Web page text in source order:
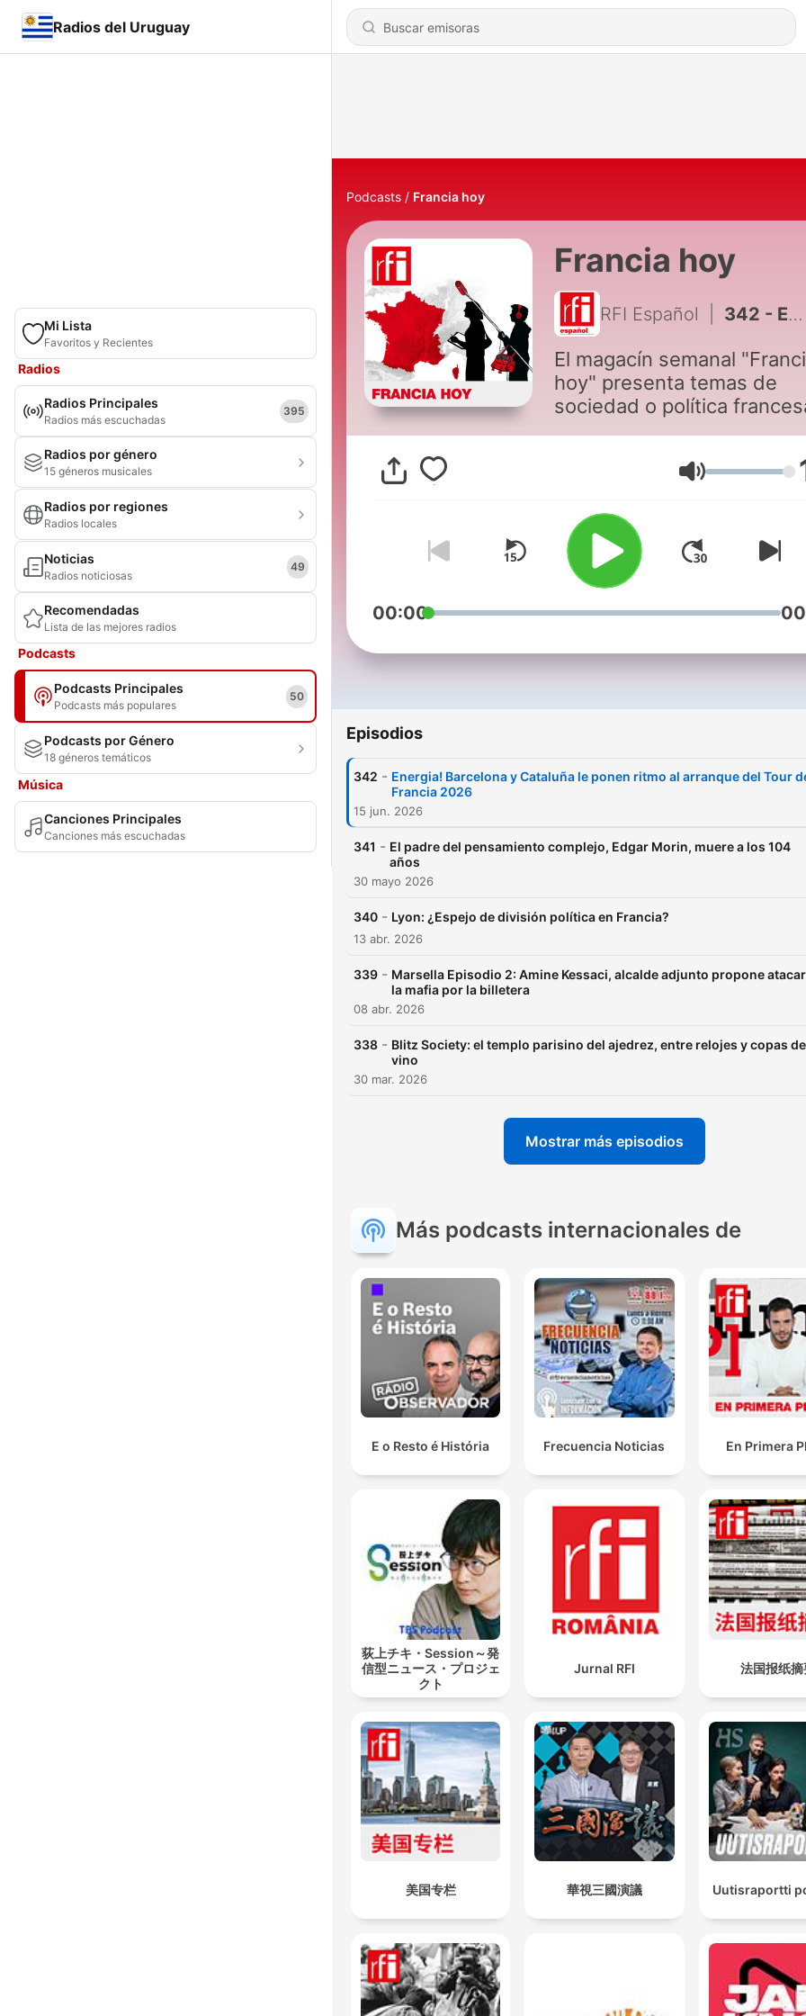
Radios del Uruguay
Mi Lista
Favoritos y Recientes
Radios
Radios Principales
Radios más escuchadas
395
Radios por género
15 géneros musicales
Radios por regiones
Radios locales
Noticias
Radios noticiosas
49
Recomendadas
Lista de las mejores radios
Podcasts
Podcasts Principales
Podcasts más populares
50
Podcasts por Género
18 géneros temáticos
Música
Canciones Principales
Canciones más escuchadas
Podcasts Francia hoy
Francia hoy
RFI Español 342 - Energia! Barcelona y Cataluña le ponen ritmo al arranque del Tour de Francia 2026
El magacín semanal
hoy" presenta temas de
sociedad o política
numerosos testimonios.
Volumen
00:00
Episodios
342 - Energia! Barcelona y Cataluña le ponen ritmo al arranque del Tour
Francia 2026
15 jun. 2026
341 - El padre del pensamiento complejo, Edgar Morin, muere a los 104
años
30 mayo 2026
340 - Lyon: ¿Espejo de división política en Francia?
13 abr. 2026
339 - Marsella Episodio 2: Amine Kessaci, alcalde adjunto propone
la mafia por la billetera
08 abr. 2026
338 - Blitz Society: el templo parisino del ajedrez, entre relojes y copas de
vino
30 mar. 2026
Mostrar más episodios
Más podcasts internacionales de
E o Resto é História Frecuencia Noticias En Primera
荻上チキ・Session～発
信型ニュース・プロジェ
クト
Jurnal RFI 法国报纸
美国专栏 華視三國演議 Uutisraportti